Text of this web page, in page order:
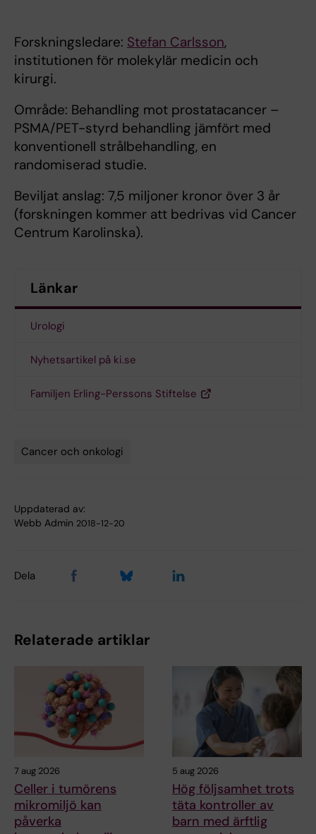
Forskningsledare: Stefan Carlsson,
institutionen för molekylär medicin och
kirurgi.
Område: Behandling mot prostatacancer –
PSMA/PET-styrd behandling jämfört med
konventionell strålbehandling, en
randomiserad studie.
Beviljat anslag: 7,5 miljoner kronor över 3 år
(forskningen kommer att bedrivas vid Cancer
Centrum Karolinska).
Länkar
Urologi
Nyhetsartikel på ki.se
Familjen Erling-Perssons Stiftelse
Cancer och onkologi
Uppdaterad av:
Webb Admin 2018-12-20
Dela
Relaterade artiklar
7 aug 2026
Celler i tumörens
mikromiljö kan
påverka
5 aug 2026
Hög följsamhet trots
täta kontroller av
barn med ärftlig